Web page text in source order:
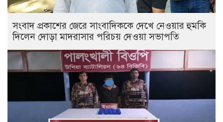
সংবাদ প্রকাশের জেরে সাংবাদিককে দেখে নেওয়ার হুমকি
দিলেন দোড়া মাদরাসার পরিচয় দেওয়া সভাপতি